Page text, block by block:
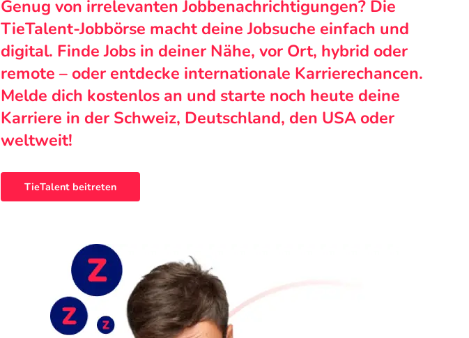
Genug von irrelevanten Jobbenachrichtigungen? Die
TieTalent-Jobbörse macht deine Jobsuche einfach und
digital. Finde Jobs in deiner Nähe, vor Ort, hybrid oder
remote – oder entdecke internationale Karrierechancen.
Melde dich kostenlos an und starte noch heute deine
Karriere in der Schweiz, Deutschland, den USA oder
weltweit!
TieTalent beitreten